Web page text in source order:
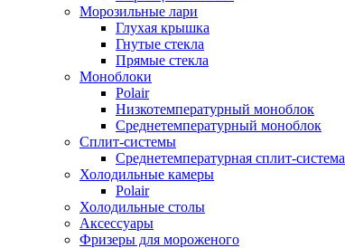
Морозильные лари
Глухая крышка
Гнутые стекла
Прямые стекла
Моноблоки
Polair
Низкотемпературный моноблок
Среднетемпературный моноблок
Сплит-системы
Среднетемпературная сплит-система
Холодильные камеры
Polair
Холодильные столы
Аксессуары
Фризеры для мороженого